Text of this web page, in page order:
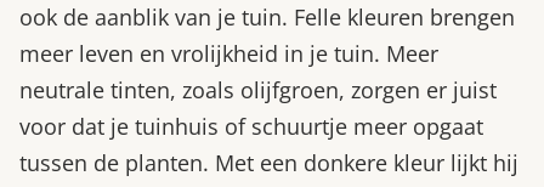
ook de aanblik van je tuin. Felle kleuren brengen
meer leven en vrolijkheid in je tuin. Meer
neutrale tinten, zoals olijfgroen, zorgen er juist
voor dat je tuinhuis of schuurtje meer opgaat
tussen de planten. Met een donkere kleur lijkt hij